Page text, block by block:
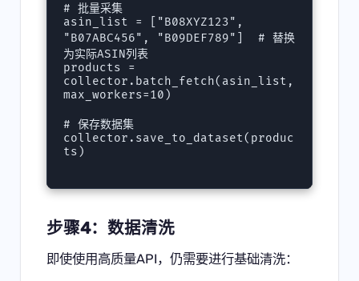
# 批量采集
asin_list = ["B08XYZ123",
"B07ABC456", "B09DEF789"]  # 替换
为实际ASIN列表
products =
collector.batch_fetch(asin_list,
max_workers=10)
# 保存数据集
collector.save_to_dataset(produc
ts)
步骤4：数据清洗
即使使用高质量API，仍需要进行基础清洗：